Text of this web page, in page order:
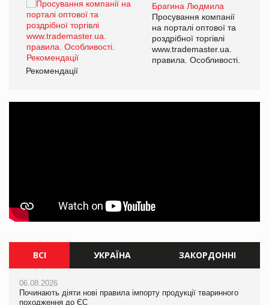
Брагина Людмила
Просування компанії
на порталі оптової та
роздрібної торгівлі
www.trademaster.ua.
правила. Особливості.
Рекомендації
ВСІ УКРАЇНА ЗАКОРДОННІ
06.08.2026
Починають діяти нові правила імпорту продукції тваринного
походження до ЄС
06.08.2026
Починають діяти нові правила імпорту продукції тваринного
походження до ЄС
06.08.2026
Починають діяти нові правила імпорту продукції тваринного
походження до ЄС